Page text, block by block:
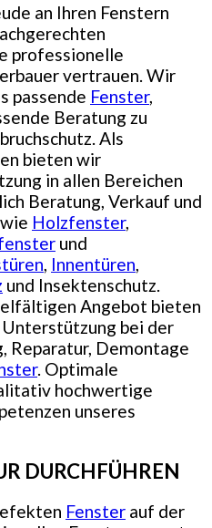
an Ihren Fenstern
professionelle
vertrauen. Wir
passende Fenster,
Beratung zu
Als
bieten wir
in allen Bereichen
Beratung, Verkauf und
, wie Holzfenster,
und
Innentüren
und Insektenschutz.
Angebot bieten
bei der
Reparatur, Demontage
. Optimale
hochwertige
unseres
DURCHFÜHREN
Fenster auf der